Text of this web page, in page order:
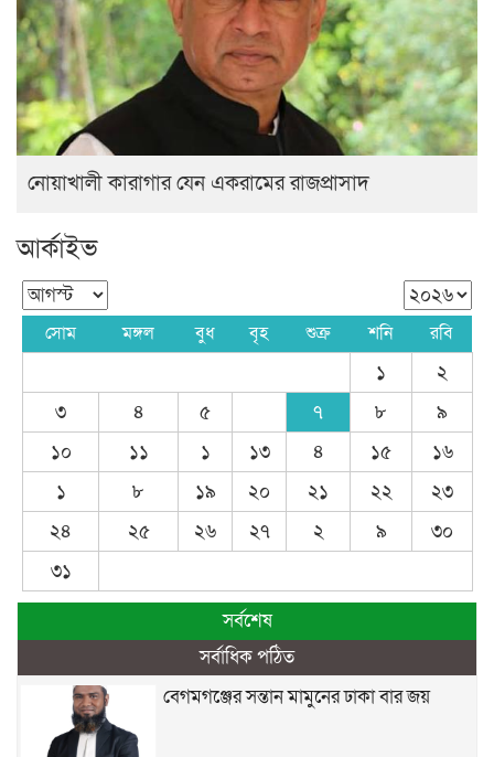
নোয়াখালী কারাগার যেন একরামের রাজপ্রাসাদ
আর্কাইভ
সোম মঙ্গল বুধ বৃহ শুক্র শনি রবি
১
২
৩
৪ ৫ ৭ ৮
৯
১০
১১ ১ ১৩ ৪ ১৫
১৬
১
৮ ১৯ ২০ ২১ ২২
২৩
২৪
২৫ ২৬ ২৭ ২ ৯
৩০
৩১
সর্বশেষ
সর্বাধিক পঠিত
বেগমগঞ্জের সন্তান মামুনের ঢাকা বার জয়